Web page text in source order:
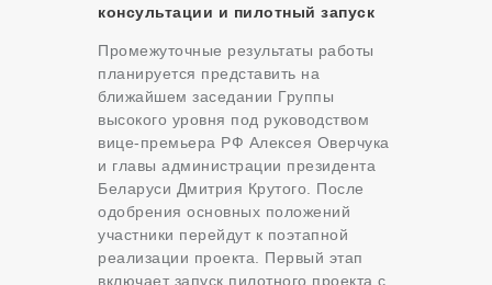
консультации и пилотный запуск
Промежуточные результаты работы
планируется представить на
ближайшем заседании Группы
высокого уровня под руководством
вице-премьера РФ Алексея Оверчука
и главы администрации президента
Беларуси Дмитрия Крутого. После
одобрения основных положений
участники перейдут к поэтапной
реализации проекта. Первый этап
включает запуск пилотного проекта с